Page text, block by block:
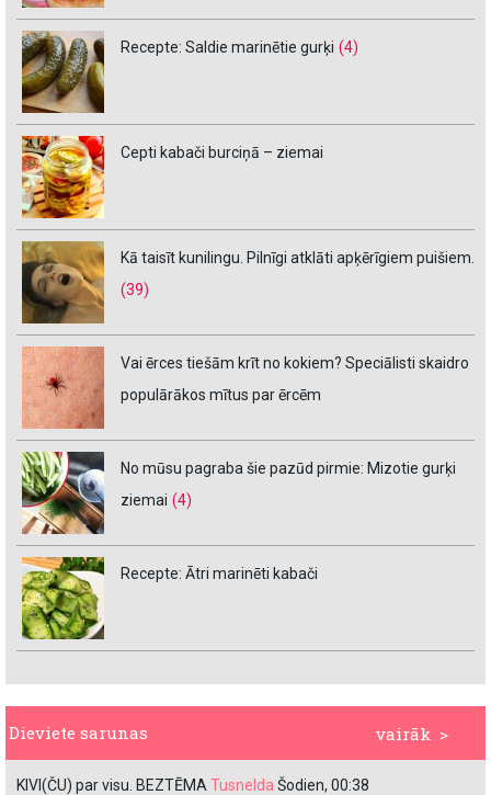
Recepte: Saldie marinētie gurķi (4)
Cepti kabači burciņā – ziemai
Kā taisīt kunilingu. Pilnīgi atklāti apķērīgiem puišiem.
(39)
Vai ērces tiešām krīt no kokiem? Speciālisti skaidro
populārākos mītus par ērcēm
No mūsu pagraba šie pazūd pirmie: Mizotie gurķi
ziemai (4)
Recepte: Ātri marinēti kabači
vairāk >
Dieviete sarunas
KIVI(ČU) par visu. BEZTĒMA Tusnelda Šodien, 00:38